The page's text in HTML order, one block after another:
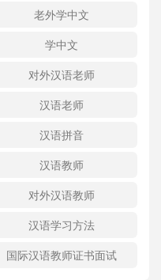
老外学中文
学中文
对外汉语老师
汉语老师
汉语拼音
汉语教师
对外汉语教师
汉语学习方法
国际汉语教师证书面试